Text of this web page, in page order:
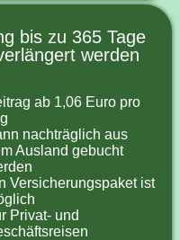
bis zu 365 Tage
werden
ab 1,06 Euro pro
nachträglich aus
Ausland gebucht
Versicherungspaket ist
Privat- und